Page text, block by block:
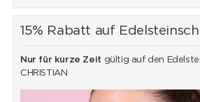
15% Rabatt auf
Nur für kurze Zeit gültig auf den
CHRISTIAN